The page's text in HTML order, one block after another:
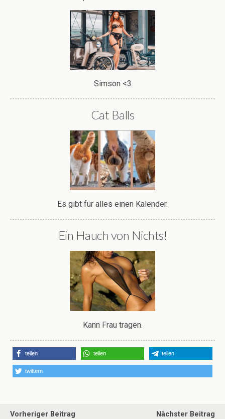
Simson <3
Cat Balls
Es gibt für alles einen Kalender.
Ein Hauch von Nichts!
Kann Frau tragen.
teilen teilen teilen
twittern
Vorheriger Beitrag
Nächster Beitrag